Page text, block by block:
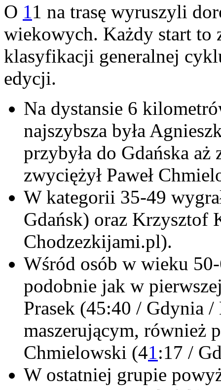
O 11 na trasę wyruszyli
wiekowych. Każdy start to
klasyfikacji generalnej
edycji.
Na dystansie 6
najszybsza była
przybyła do Gdańska
zwyciężył Paweł
W kategorii 35-49
Gdańsk) oraz
Chodzezkijami.pl).
Wśród osób w wieku
podobnie jak w
Prasek (45:40 / Gdynia
maszerującym, również
Chmielowski (41:17 /
W ostatniej grupie